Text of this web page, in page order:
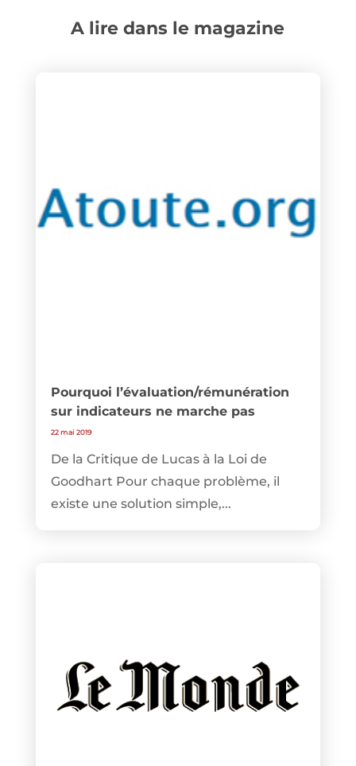
A lire dans le magazine
Pourquoi l’évaluation/rémunération
sur indicateurs ne marche pas
22 mai 2019
De la Critique de Lucas à la Loi de
Goodhart Pour chaque problème, il
existe une solution simple,...